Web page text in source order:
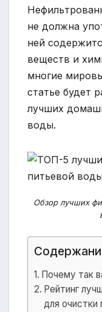
не должна
ней
веществ и
многие
статье будет
лучших
воды.
Обзор лучших
Почему так
Рейтинг
для очистки